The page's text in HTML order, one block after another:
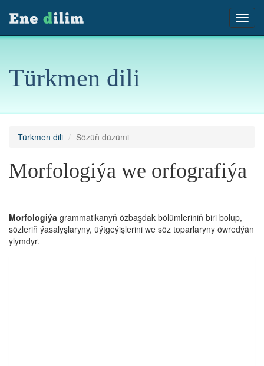
Türkmen dili
Türkmen dili Sözüň düzümi
Morfologiýa we orfografiýa
Morfologiýa grammatikanyň özbaşdak bölümleriniň biri bolup,
sözleriň ýasalyşlaryny, üýtgeýişlerini we söz toparlaryny öwredýän
ylymdyr.